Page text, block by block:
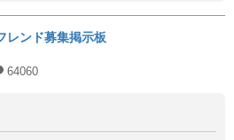
レンド募集掲示板
64060